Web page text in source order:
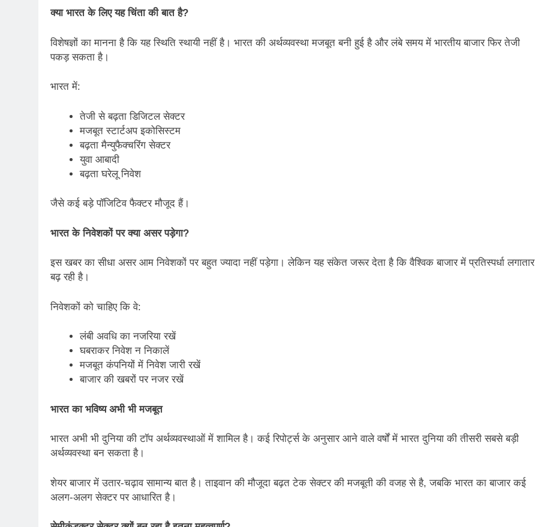
क्या भारत के लिए यह चिंता की बात है?
विशेषज्ञों का मानना है कि यह स्थिति स्थायी नहीं है। भारत की अर्थव्यवस्था मजबूत बनी हुई है और लंबे समय में भारतीय बाजार फिर तेजी
पकड़ सकता है।
भारत में:
तेजी से बढ़ता डिजिटल सेक्टर
मजबूत स्टार्टअप इकोसिस्टम
बढ़ता मैन्युफैक्चरिंग सेक्टर
युवा आबादी
बढ़ता घरेलू निवेश
जैसे कई बड़े पॉजिटिव फैक्टर मौजूद हैं।
भारत के निवेशकों पर क्या असर पड़ेगा?
इस खबर का सीधा असर आम निवेशकों पर बहुत ज्यादा नहीं पड़ेगा। लेकिन यह संकेत जरूर देता है कि वैश्विक बाजार में प्रतिस्पर्धा लगातार
बढ़ रही है।
निवेशकों को चाहिए कि वे:
लंबी अवधि का नजरिया रखें
घबराकर निवेश न निकालें
मजबूत कंपनियों में निवेश जारी रखें
बाजार की खबरों पर नजर रखें
भारत का भविष्य अभी भी मजबूत
भारत अभी भी दुनिया की टॉप अर्थव्यवस्थाओं में शामिल है। कई रिपोर्ट्स के अनुसार आने वाले वर्षों में भारत दुनिया की तीसरी सबसे बड़ी
अर्थव्यवस्था बन सकता है।
शेयर बाजार में उतार-चढ़ाव सामान्य बात है। ताइवान की मौजूदा बढ़त टेक सेक्टर की मजबूती की वजह से है, जबकि भारत का बाजार कई
अलग-अलग सेक्टर पर आधारित है।